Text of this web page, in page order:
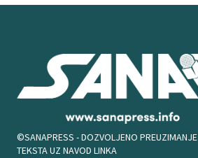
©SANAPRESS - DOZVOLJENO PREUZIMANJE
TEKSTA UZ NAVOD LINKA